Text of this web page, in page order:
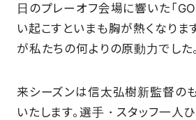
日のプレーオフ会場に響いた「
い起こすといまも胸が熱くなりま
が私たちの何よりの原動力でした。
来シーズンは信太弘樹新監督の
いたします。選手・スタッフ一人